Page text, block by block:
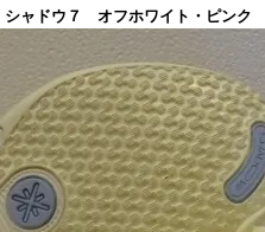
ャドウ７ オフホワイト・ピンク